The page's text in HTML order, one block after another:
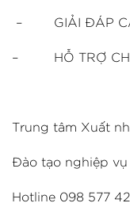
– GIẢI ĐÁP
– HỖ TRỢ
Trung tâm Xuất
Đào tạo nghiệp
Hotline 098 577